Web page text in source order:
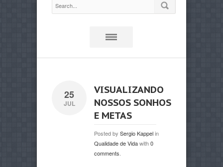
25
JUL
VISUALIZANDO
NOSSOS SONHOS
E METAS
Posted by Sergio Kappelin
Qualidade de Vidawith0
comments